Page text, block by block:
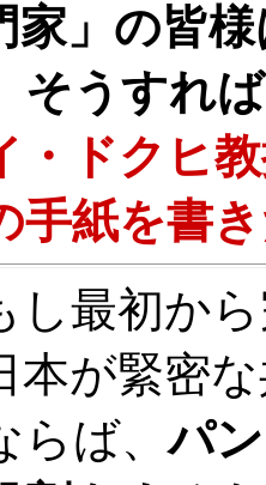
家」の皆
そうすれ
・ドクヒ
手紙を書
し最初か
本が緊密
らば、パ